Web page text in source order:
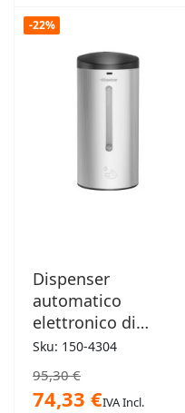
-22%
Dispenser
automatico
elettronico di
sapone
igienizzante Detroit
Sku: 150-4304
95,30 €
74,33 €IVA Incl.